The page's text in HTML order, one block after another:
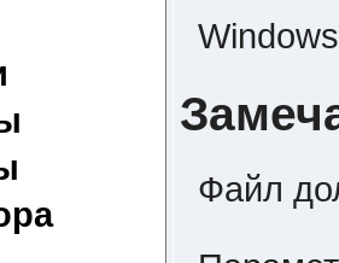
Файл